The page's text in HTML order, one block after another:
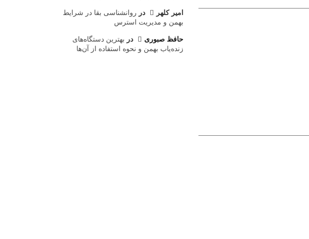
امیر کلهر در روانشناسی بقا در شرایط
بهمن و مدیریت استرس
حافظ صبوری در بهترین دستگاه‌های
زنده‌یاب بهمن و نحوه استفاده از آن‌ها